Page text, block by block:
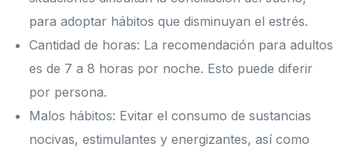
para adoptar hábitos que disminuyan el estrés.
Cantidad de horas: La recomendación para adultos
es de 7 a 8 horas por noche. Esto puede diferir
por persona.
Malos hábitos: Evitar el consumo de sustancias
nocivas, estimulantes y energizantes, así como